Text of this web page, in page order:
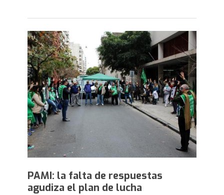
PAMI: la falta de respuestas
agudiza el plan de lucha